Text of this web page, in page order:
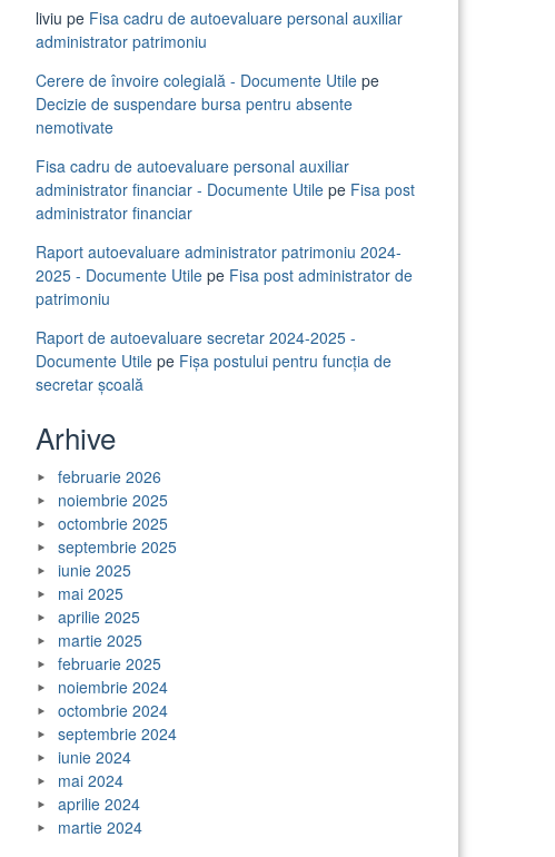
liviu pe Fisa cadru de autoevaluare personal auxiliar
administrator patrimoniu
Cerere de învoire colegială - Documente Utile pe
Decizie de suspendare bursa pentru absente
nemotivate
Fisa cadru de autoevaluare personal auxiliar
administrator financiar - Documente Utile pe Fisa post
administrator financiar
Raport autoevaluare administrator patrimoniu 2024-
2025 - Documente Utile pe Fisa post administrator de
patrimoniu
Raport de autoevaluare secretar 2024-2025 -
Documente Utile pe Fișa postului pentru funcția de
secretar școală
Arhive
februarie 2026
noiembrie 2025
octombrie 2025
septembrie 2025
iunie 2025
mai 2025
aprilie 2025
martie 2025
februarie 2025
noiembrie 2024
octombrie 2024
septembrie 2024
iunie 2024
mai 2024
aprilie 2024
martie 2024